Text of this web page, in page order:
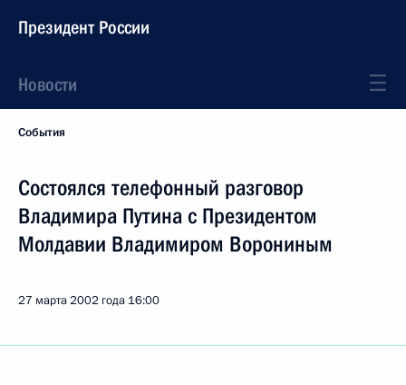
Президент России
Новости
События
Состоялся телефонный разговор
Владимира Путина с Президентом
Молдавии Владимиром Ворониным
27 марта 2002 года 16:00